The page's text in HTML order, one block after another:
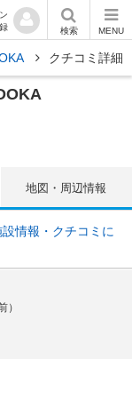
検索 MENU
クチコミ詳細
地図・周辺情報
情報・クチコミに
）